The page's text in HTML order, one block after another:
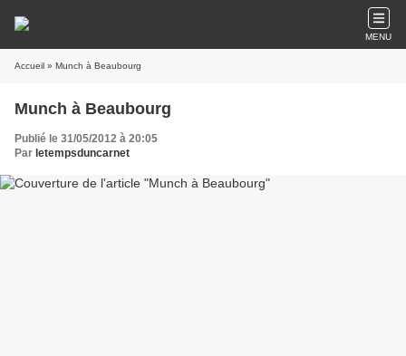
MENU
Accueil » Munch à Beaubourg
Munch à Beaubourg
Publié le 31/05/2012 à 20:05
Par letempsduncarnet